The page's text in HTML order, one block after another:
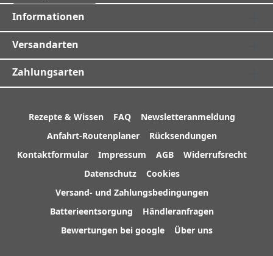
Informationen
Versandarten
Zahlungsarten
Rezepte & Wissen FAQ
Newsletteranmeldung
Anfahrt-Routenplaner
Rücksendungen
Kontaktformular
Impressum AGB
Widerrufsrecht
Datenschutz
Cookies
Versand- und Zahlungsbedingungen
Batterieentsorgung
Händleranfragen
Bewertungen bei google
Über uns